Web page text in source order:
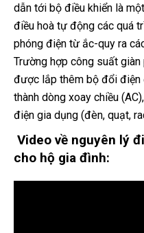
dẫn tới bộ điều khiển là
điều hoà tự động các quá
phóng điện từ ắc-quy ra
Trường hợp công suất
được lắp thêm bộ đổi điện
thành dòng xoay chiều
điện gia dụng (đèn, quạt,
Video về nguyên lý
cho hộ gia đình: